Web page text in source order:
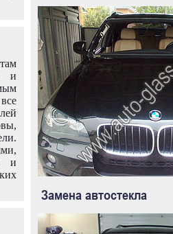
и
и
Замена автостекла